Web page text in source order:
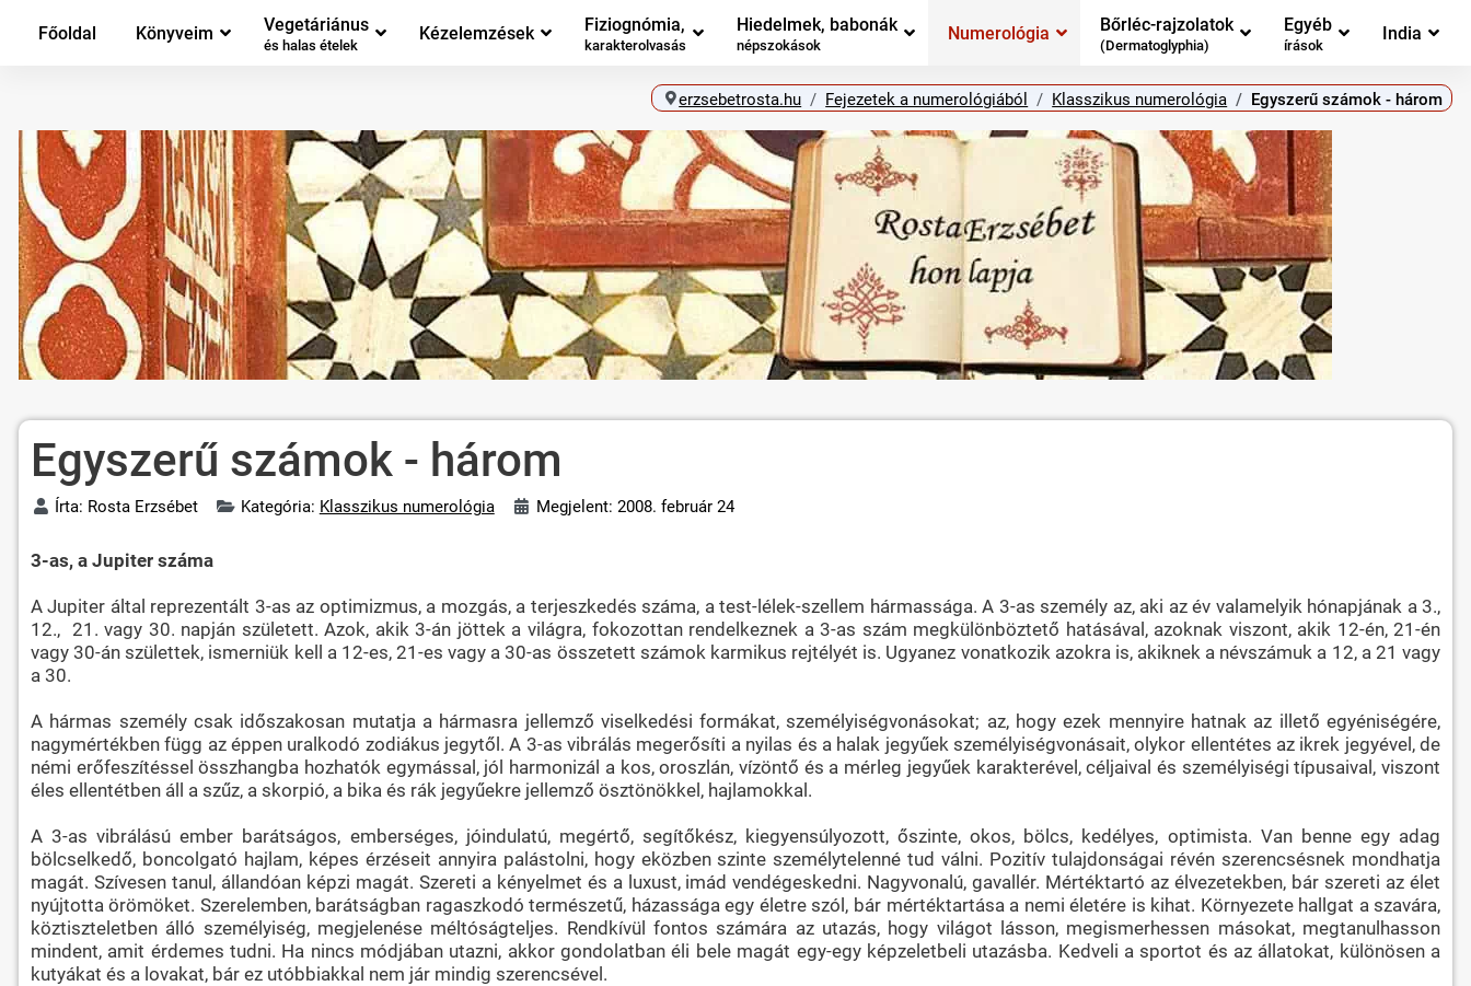
Főoldal Könyveim Vegetáriánus
és halas ételek
Kézelemzések Fiziognómia,
karakterolvasás
Hiedelmek, babonák
népszokások
Numerológia Bőrléc-rajzolatok
(Dermatoglyphia)
Egyéb
írások
India
erzsebetrosta.hu Fejezetek a numerológiából Klasszikus numerológia Egyszerű számok - három
Egyszerű számok - három
Írta: Rosta Erzsébet Kategória: Klasszikus numerológia Megjelent: 2008. február 24
3-as, a Jupiter száma
A Jupiter által reprezentált 3-as az optimizmus, a mozgás, a terjeszkedés száma, a test-lélek-szellem hármassága. A 3-as személy az, aki az év valamelyik hónapjának a 3.,
12., 21. vagy 30. napján született. Azok, akik 3-án jöttek a világra, fokozottan rendelkeznek a 3-as szám megkülönböztető hatásával, azoknak viszont, akik 12-én, 21-én
vagy 30-án születtek, ismerniük kell a 12-es, 21-es vagy a 30-as összetett számok karmikus rejtélyét is. Ugyanez vonatkozik azokra is, akiknek a névszámuk a 12, a 21 vagy
a 30.
A hármas személy csak időszakosan mutatja a hármasra jellemző viselkedési formákat, személyiségvonásokat; az, hogy ezek mennyire hatnak az illető egyéniségére,
nagymértékben függ az éppen uralkodó zodiákus jegytől. A 3-as vibrálás megerősíti a nyilas és a halak jegyűek személyiségvonásait, olykor ellentétes az ikrek jegyével, de
némi erőfeszítéssel összhangba hozhatók egymással, jól harmonizál a kos, oroszlán, vízöntő és a mérleg jegyűek karakterével, céljaival és személyiségi típusaival, viszont
éles ellentétben áll a szűz, a skorpió, a bika és rák jegyűekre jellemző ösztönökkel, hajlamokkal.
A 3-as vibrálású ember barátságos, emberséges, jóindulatú, megértő, segítőkész, kiegyensúlyozott, őszinte, okos, bölcs, kedélyes, optimista. Van benne egy adag
bölcselkedő, boncolgató hajlam, képes érzéseit annyira palástolni, hogy eközben szinte személytelenné tud válni. Pozitív tulajdonságai révén szerencsésnek mondhatja
magát. Szívesen tanul, állandóan képzi magát. Szereti a kényelmet és a luxust, imád vendégeskedni. Nagyvonalú, gavallér. Mértéktartó az élvezetekben, bár szereti az élet
nyújtotta örömöket. Szerelemben, barátságban ragaszkodó természetű, házassága egy életre szól, bár mértéktartása a nemi életére is kihat. Környezete hallgat a szavára,
köztiszteletben álló személyiség, megjelenése méltóságteljes. Rendkívül fontos számára az utazás, hogy világot lásson, megismerhessen másokat, megtanulhasson
mindent, amit érdemes tudni. Ha nincs módjában utazni, akkor gondolatban éli bele magát egy-egy képzeletbeli utazásba. Kedveli a sportot és az állatokat, különösen a
kutyákat és a lovakat, bár ez utóbbiakkal nem jár mindig szerencsével.